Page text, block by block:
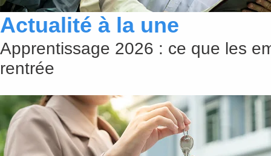
Actualité à la une
Apprentissage 2026 : ce que les
rentrée